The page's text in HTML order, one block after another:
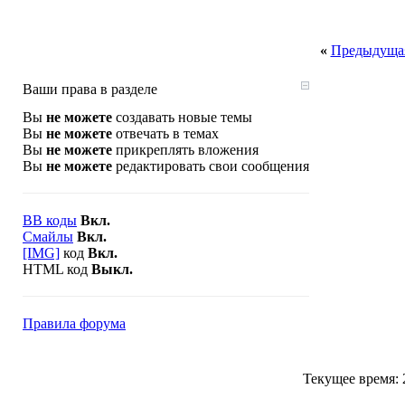
«
Ваши права в разделе
Вы не можете создавать новые темы
Вы не можете отвечать в темах
Вы не можете прикреплять вложения
Вы не можете редактировать свои сообщения
BB коды Вкл.
Смайлы Вкл.
[IMG] код Вкл.
HTML код Выкл.
Правила форума
Текущее время: